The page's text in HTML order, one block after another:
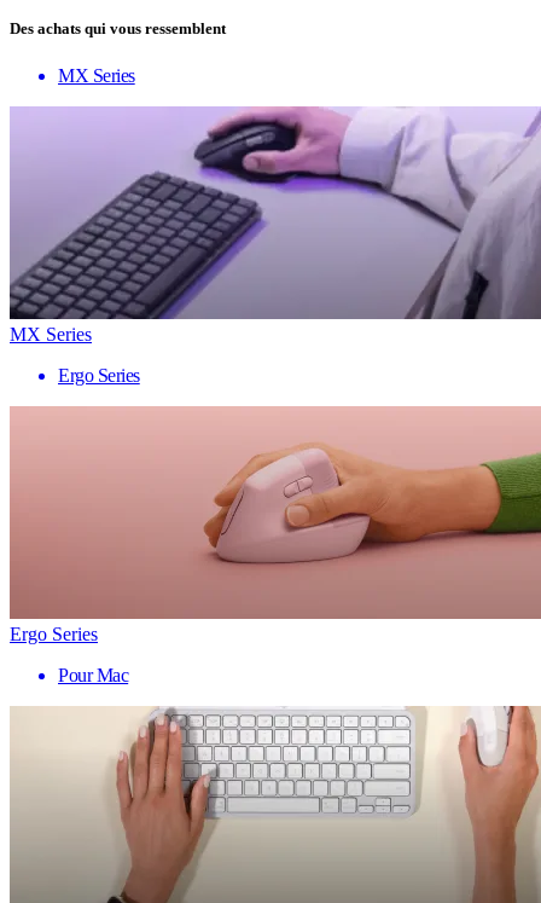
Des achats qui vous ressemblent
MX Series
MX Series
Ergo Series
Ergo Series
Pour Mac